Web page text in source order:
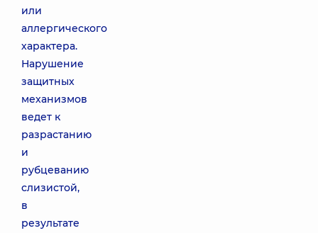
или
аллергического
характера.
Нарушение
защитных
механизмов
ведет к
разрастанию
и
рубцеванию
слизистой,
в
результате